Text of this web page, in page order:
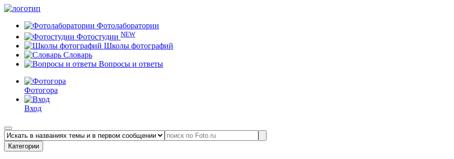
Фотолаборатории
Фотостудии NEW
Школы фотографий
Словарь
Вопросы и ответы
Фотогора
Вход
Категории